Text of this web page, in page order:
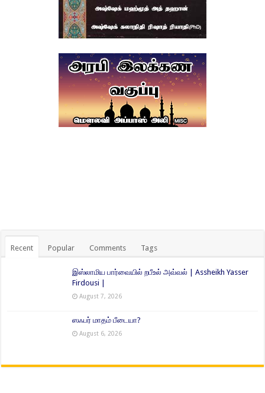
Recent Popular Comments Tags
இஸ்லாமிய பார்வையில் றபீஉல் அவ்வல் | Assheikh Yasser
Firdousi |
August 7, 2026
ஸஃபர் மாதம் பீடையா?
August 6, 2026